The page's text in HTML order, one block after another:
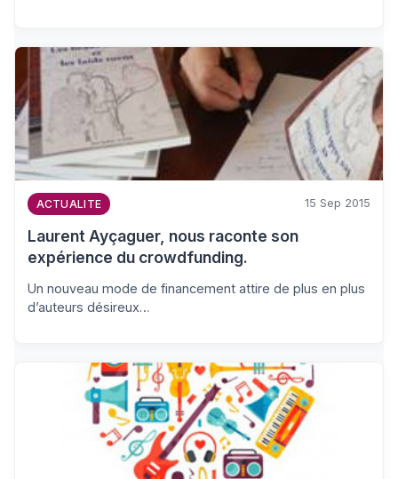
ACTUALITE 15 Sep 2015
Laurent Ayçaguer, nous raconte son
expérience du crowdfunding.
Un nouveau mode de financement attire de plus en plus
d’auteurs désireux…